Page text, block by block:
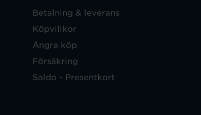
Betalning & leverans
Köpvillkor
Ångra köp
Försäkring
Saldo - Presentkort